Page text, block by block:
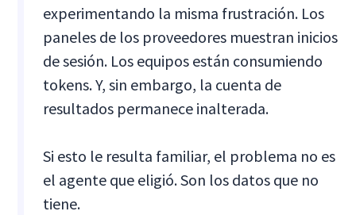
experimentando la misma frustración. Los
paneles de los proveedores muestran inicios
de sesión. Los equipos están consumiendo
tokens. Y, sin embargo, la cuenta de
resultados permanece inalterada.
Si esto le resulta familiar, el problema no es
el agente que eligió. Son los datos que no
tiene.